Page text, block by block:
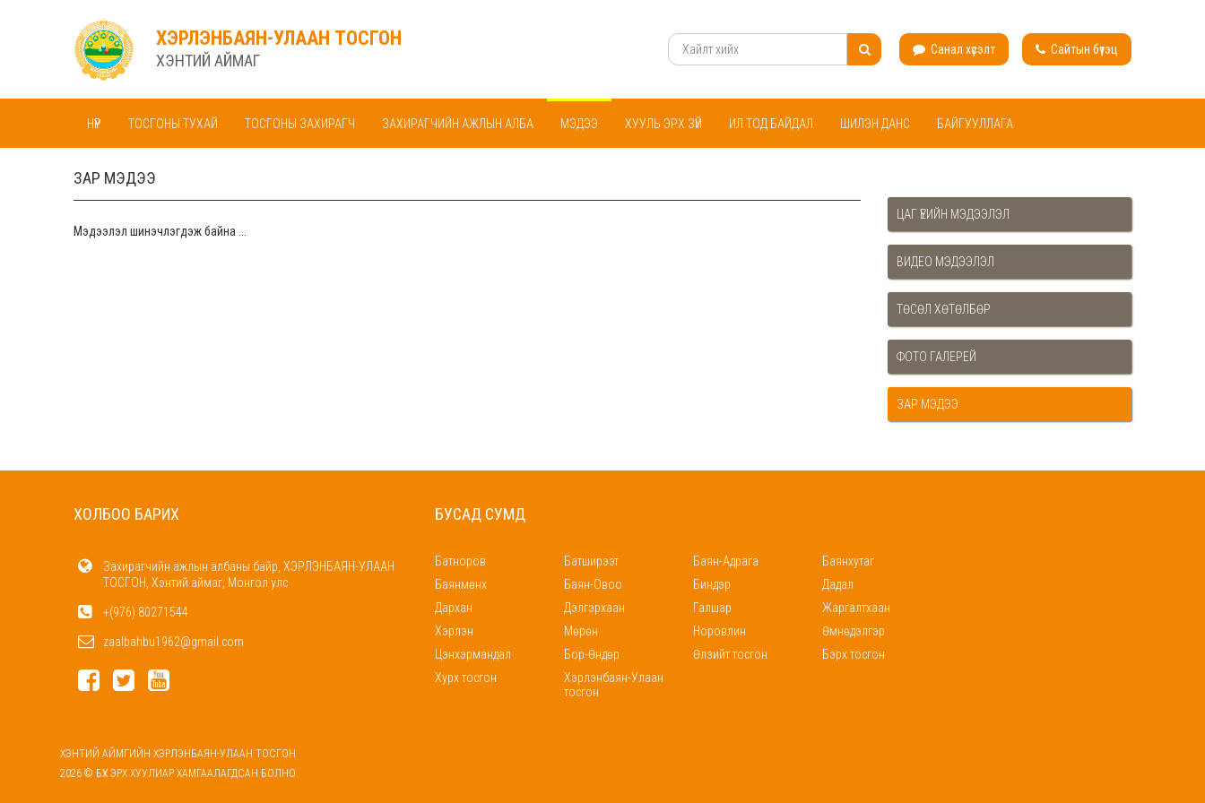
ХЭРЛЭНБАЯН-УЛААН ТОСГОН
ХЭНТИЙ АЙМАГ
Санал хүсэлт Сайтын бүтэц
НҮҮР ТОСГОНЫ ТУХАЙ ТОСГОНЫ ЗАХИРАГЧ ЗАХИРАГЧИЙН АЖЛЫН АЛБА МЭДЭЭ ХУУЛЬ ЭРХ ЗҮЙ ИЛ ТОД БАЙДАЛ ШИЛЭН ДАНС БАЙГУУЛЛАГА
ЗАР МЭДЭЭ
Мэдээлэл шинэчлэгдэж байна ...
ЦАГ ҮЕИЙН МЭДЭЭЛЭЛ
ВИДЕО МЭДЭЭЛЭЛ
ТӨСӨЛ ХӨТӨЛБӨР
ФОТО ГАЛЕРЕЙ
ЗАР МЭДЭЭ
ХОЛБОО БАРИХ
Захирагчийн ажлын албаны байр, ХЭРЛЭНБАЯН-УЛААН
ТОСГОН, Хэнтий аймаг, Монгол улс
+(976) 80271544
zaalbahbu1962@gmail.com
БУСАД СУМД
Батноров Батширээт Баян-Адрага
Баянхутаг
Баянмөнх
Баян-Овоо Биндэр
Дадал
Дархан
Дэлгэрхаан Галшар
Жаргалтхаан
Хэрлэн
Мөрөн Норовлин
Өмнөдэлгэр
Цэнхэрмандал
Бор-Өндөр Өлзийт тосгон
Бэрх тосгон
Хурх тосгон
Хэрлэнбаян-Улаан
тосгон
ХЭНТИЙ АЙМГИЙН ХЭРЛЭНБАЯН-УЛААН ТОСГОН
2026 © БҮХ ЭРХ ХУУЛИАР ХАМГААЛАГДСАН БОЛНО.